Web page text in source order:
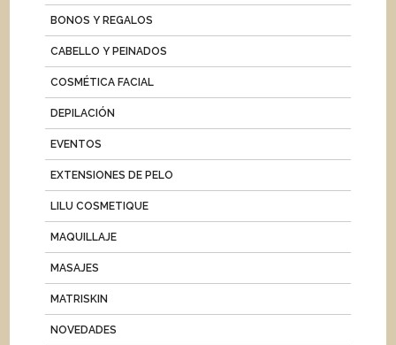
BONOS Y REGALOS
CABELLO Y PEINADOS
COSMÉTICA FACIAL
DEPILACIÓN
EVENTOS
EXTENSIONES DE PELO
LILU COSMETIQUE
MAQUILLAJE
MASAJES
MATRISKIN
NOVEDADES